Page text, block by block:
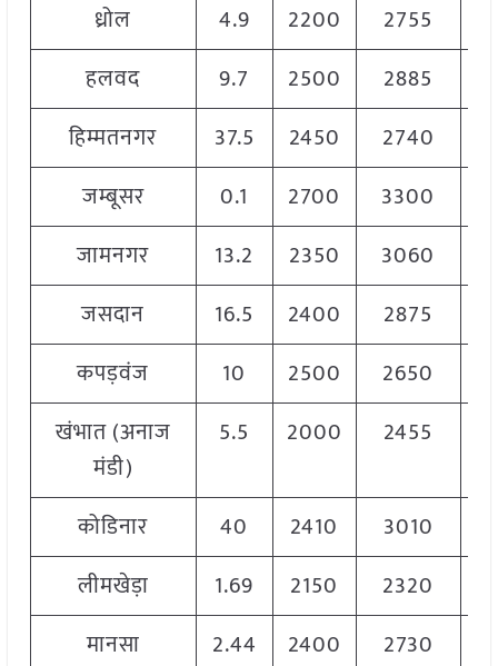
ध्रोल
4.9 2200 2755
हलवद
9.7 2500 2885
हिम्मतनगर
37.5 2450 2740
जम्बूसर
0.1 2700 3300
जामनगर
13.2 2350 3060
जसदान
16.5 2400 2875
कपड़वंज
10 2500 2650
खंभात (अनाज
मंडी)
5.5 2000 2455
कोडिनार 40 2410 3010
लीमखेड़ा
1.69 2150 2320
मानसा
2.44 2400 2730